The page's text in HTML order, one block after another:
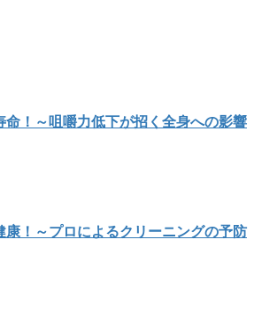
命！～咀嚼力低下が招く全身への影響
！～プロによるクリーニングの予防